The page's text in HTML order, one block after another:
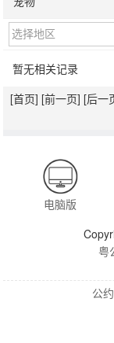
选择地区
暂无相关记录
[首页] [前一页] [后一
电脑版
粤
公约